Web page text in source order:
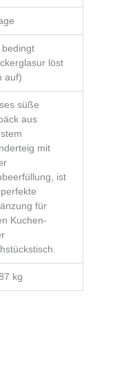
bedingt
löst
auf)
süße
aus
mit
ist
für
Kuchen-
kg